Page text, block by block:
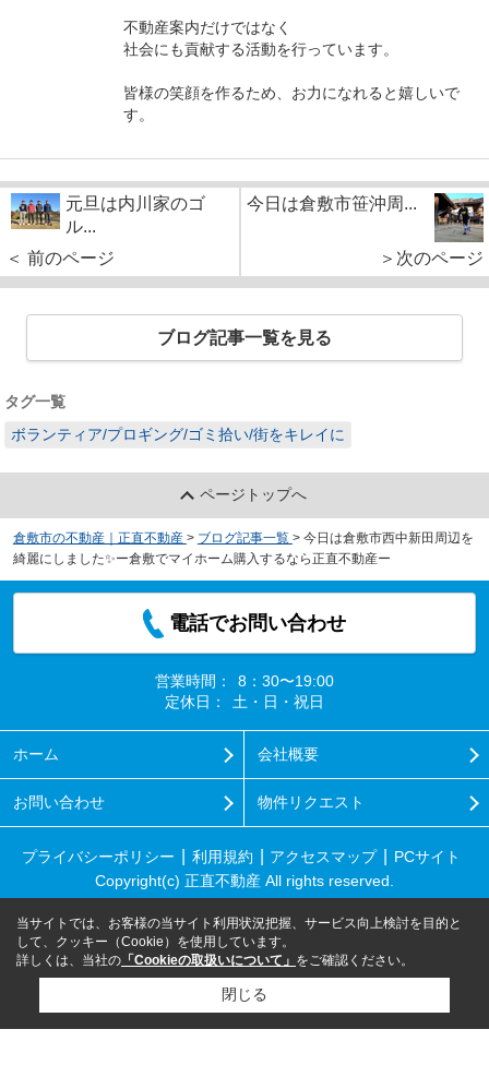
不動産案内だけではなく
社会にも貢献する活動を行っています。
皆様の笑顔を作るため、お力になれると嬉しいで
す。
元旦は内川家のゴ
ル...
＜ 前のページ
今日は倉敷市笹沖周...
＞次のページ
ブログ記事一覧を見る
タグ一覧
ボランティア/プロギング/ゴミ拾い/街をキレイに
ページトップへ
倉敷市の不動産｜正直不動産 > ブログ記事一覧 > 今日は倉敷市西中新田周辺を
綺麗にしました✨ー倉敷でマイホーム購入するなら正直不動産ー
電話でお問い合わせ
営業時間：
8：30〜19:00
定休日：
土・日・祝日
ホーム 会社概要
お問い合わせ 物件リクエスト
プライバシーポリシー 利用規約 アクセスマップ
PCサイト
Copyright(c) 正直不動産 All rights reserved.
当サイトでは、お客様の当サイト利用状況把握、サービス向上検討を目的と
して、クッキー（Cookie）を使用しています。
詳しくは、当社の 「Cookieの取扱いについて」 をご確認ください。
閉じる